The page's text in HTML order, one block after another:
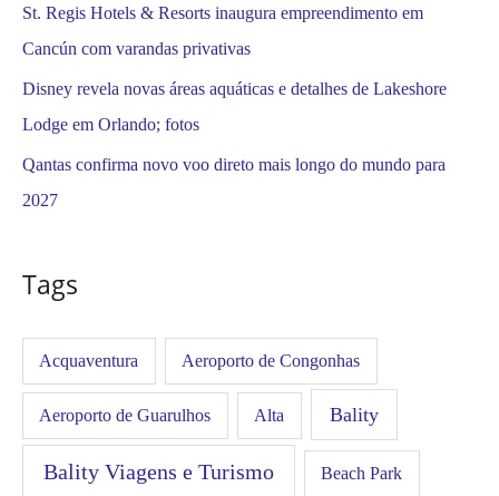
St. Regis Hotels & Resorts inaugura empreendimento em
Cancún com varandas privativas
Disney revela novas áreas aquáticas e detalhes de Lakeshore
Lodge em Orlando; fotos
Qantas confirma novo voo direto mais longo do mundo para
2027
Tags
Acquaventura Aeroporto de Congonhas
Aeroporto de Guarulhos Alta Bality
Bality Viagens e Turismo Beach Park